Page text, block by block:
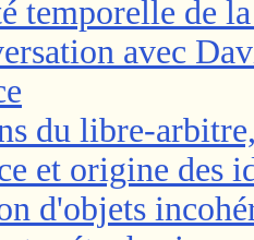
temporelle de
avec
du libre-
et origine des
d'objets